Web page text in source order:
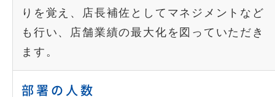
りを覚え、店長補佐としてマネジメントなど
も行い、店舗業績の最大化を図っていただき
ます。
部署の人数